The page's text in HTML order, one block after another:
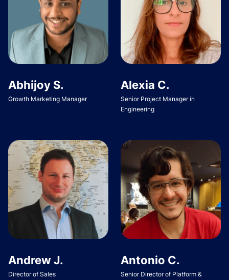
Abhijoy S.
Growth Marketing Manager
Alexia C.
Senior Project Manager in
Engineering
Andrew J.
Director of Sales
Antonio C.
Senior Director of Platform &